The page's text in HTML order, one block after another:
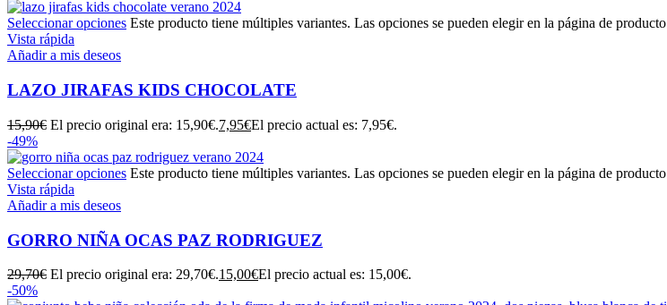
Seleccionar opciones Este producto tiene múltiples variantes. Las opciones se pueden elegir en la página de producto
Vista rápida
Añadir a mis deseos
LAZO JIRAFAS KIDS CHOCOLATE
15,90€ El precio original era: 15,90€.7,95€El precio actual es: 7,95€.
-49%
Seleccionar opciones Este producto tiene múltiples variantes. Las opciones se pueden elegir en la página de producto
Vista rápida
Añadir a mis deseos
GORRO NIÑA OCAS PAZ RODRIGUEZ
29,70€ El precio original era: 29,70€.15,00€El precio actual es: 15,00€.
-50%